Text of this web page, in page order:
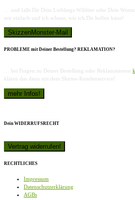
… und falls Dir Dein Lieblings-Wildtier oder Dein
mir einfach und ich schaue, wie ich Dir helfen kann!
PROBLEME mit Deiner Bestellung? REKLAMATION?
… bei Fragen zu Deiner Bestellung oder Reklamationen
klären das dann mit dem Shirtee-Kundenservice!
Dein WIDERRUFSRECHT
RECHTLICHES
Impressum
Datenschutzerklärung
AGBs